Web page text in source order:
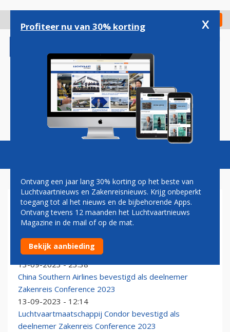
gaan
Check in
Magazine Podcasts Vacatures
LEAN TRAVEL MANAGEMENT
APG Netherlands is bevestigd als deelnemer
Zakenreis Conference 2023
13-09-2023 - 23:38
China Southern Airlines bevestigd als deelnemer
Zakenreis Conference 2023
13-09-2023 - 12:14
Luchtvaartmaatschappij Condor bevestigd als
deelnemer Zakenreis Conference 2023
Profiteer nu van 30% korting x
Ontvang een jaar lang 30% korting op het beste van
Luchtvaartnieuws en Zakenreisnieuws. Krijg onbeperkt
toegang tot al het nieuws en de bijbehorende Apps.
Ontvang tevens 12 maanden het Luchtvaartnieuws
Magazine in de mail of op de mat.
Bekijk aanbieding